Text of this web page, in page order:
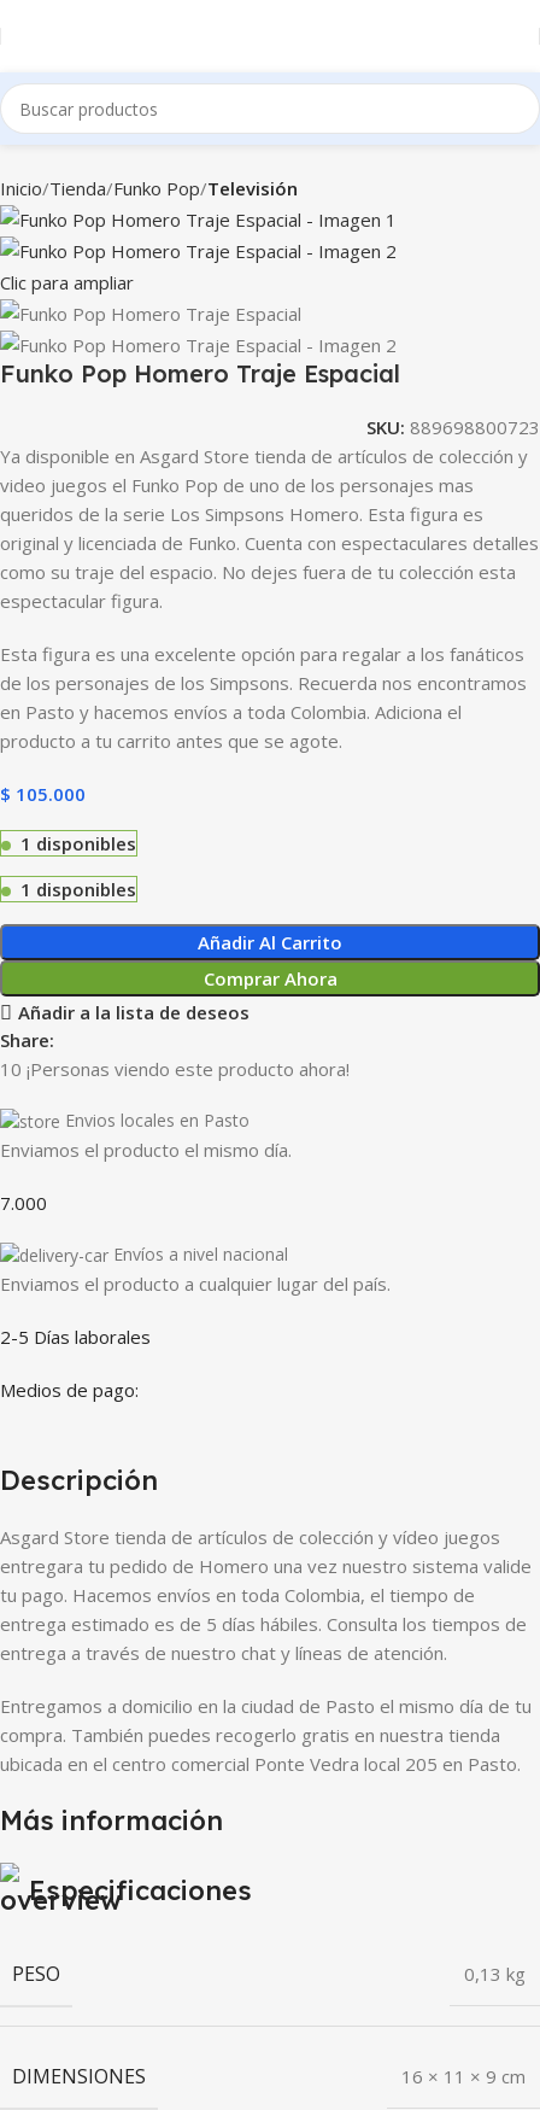
Inicio Tienda Funko Pop Televisión
Clic para ampliar
Funko Pop Homero Traje Espacial
SKU: 889698800723
Ya disponible en Asgard Store tienda de artículos de colección y
video juegos el Funko Pop de uno de los personajes mas
queridos de la serie Los Simpsons Homero. Esta figura es
original y licenciada de Funko. Cuenta con espectaculares detalles
como su traje del espacio. No dejes fuera de tu colección esta
espectacular figura.
Esta figura es una excelente opción para regalar a los fanáticos
de los personajes de los Simpsons. Recuerda nos encontramos
en Pasto y hacemos envíos a toda Colombia. Adiciona el
producto a tu carrito antes que se agote.
$ 105.000
1 disponibles
1 disponibles
Añadir Al Carrito
Comprar Ahora
Añadir a la lista de deseos
Share:
10 ¡Personas viendo este producto ahora!
Envios locales en Pasto
Enviamos el producto el mismo día.
7.000
Envíos a nivel nacional
Enviamos el producto a cualquier lugar del país.
2-5 Días laborales
Medios de pago:
Descripción
Asgard Store tienda de artículos de colección y vídeo juegos
entregara tu pedido de Homero una vez nuestro sistema valide
tu pago. Hacemos envíos en toda Colombia, el tiempo de
entrega estimado es de 5 días hábiles. Consulta los tiempos de
entrega a través de nuestro chat y líneas de atención.
Entregamos a domicilio en la ciudad de Pasto el mismo día de tu
compra. También puedes recogerlo gratis en nuestra tienda
ubicada en el centro comercial Ponte Vedra local 205 en Pasto.
Más información
Especificaciones
PESO 0,13 kg
DIMENSIONES 16 × 11 × 9 cm